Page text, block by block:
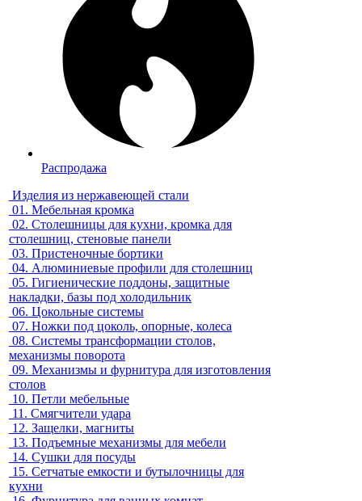
Распродажа
Изделия из нержавеющей стали
01. Мебельная кромка
02. Столешницы для кухни, кромка для
столешниц, стеновые панели
03. Пристеночные бортики
04. Алюминиевые профили для столешниц
05. Гигиенические поддоны, защитные
накладки, базы под холодильник
06. Цокольные системы
07. Ножки под цоколь, опорные, колеса
08. Системы трансформации столов,
механизмы поворота
09. Механизмы и фурнитура для изготовления
столов
10. Петли мебельные
11. Смягчители удара
12. Защелки, магниты
13. Подъемные механизмы для мебели
14. Сушки для посуды
15. Сетчатые емкости и бутылочницы для
кухни